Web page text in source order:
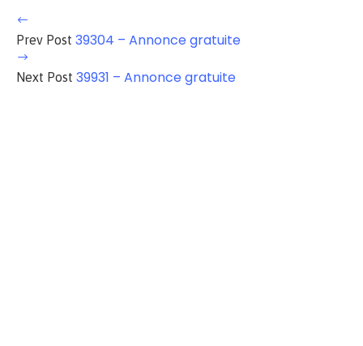
Prev Post 39304 – Annonce gratuite
Next Post 39931 – Annonce gratuite